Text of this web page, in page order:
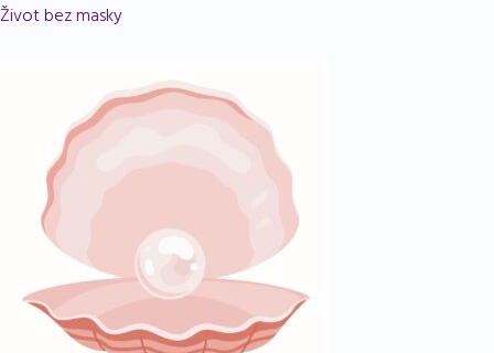
Preskočiť
Život bez masky
Menu